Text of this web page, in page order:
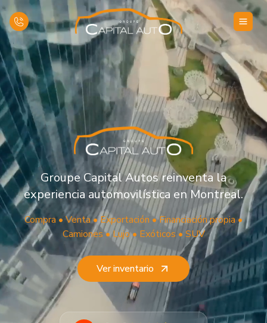
Inicio
Inventario
Financiamiento
Evaluar su vehículo
Contáctenos
Español
Groupe Capital Autos reinventa la
experiencia automovilística en Montreal.
Compra • Venta • Exportación • Financiación propia •
Camiones • Lujo • Exóticos • SUV
Ver inventario